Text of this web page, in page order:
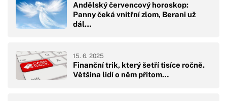
Andělský červencový horoskop:
Panny čeká vnitřní zlom, Berani už
dál…
Finanční trik, který šetří tisíce ročně.
Většina lidí o něm přitom…
15. 6. 2025